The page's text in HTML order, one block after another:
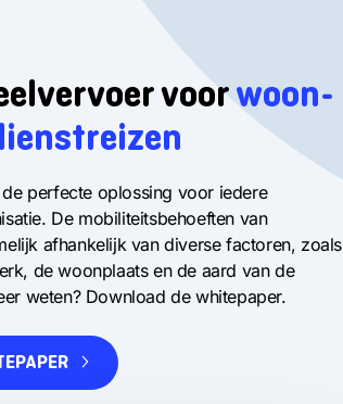
voorwoon-
perfecte oplossing voor iedere
De mobiliteitsbehoeften van
afhankelijk van diverse factoren, zoals
de woonplaats en de aard van de
weten? Download de whitepaper.